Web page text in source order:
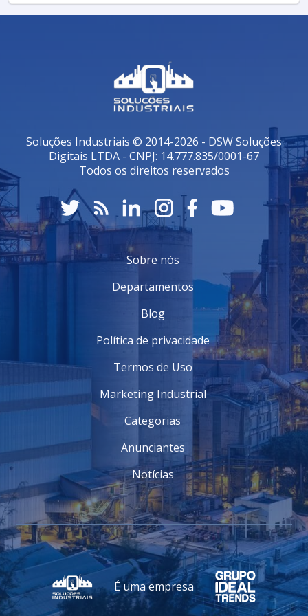
Soluções Industriais © 2014-2026 - DSW Soluções
Digitais LTDA - CNPJ: 14.777.835/0001-67
Todos os direitos reservados
Sobre nós
Departamentos
Blog
Política de privacidade
Termos de Uso
Marketing Industrial
Categorias
Anunciantes
Notícias
É uma empresa